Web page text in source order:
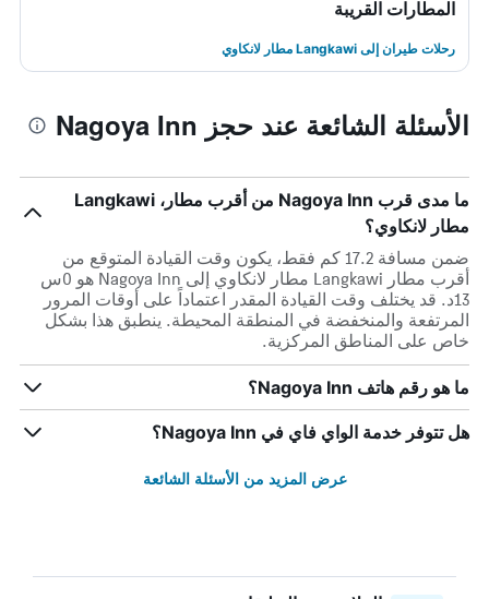
المطارات القريبة
رحلات طيران إلى Langkawi مطار لانكاوي
الأسئلة الشائعة عند حجز Nagoya Inn
ما مدى قرب Nagoya Inn من أقرب مطار، Langkawi
مطار لانكاوي؟
ضمن مسافة 17.2 كم فقط، يكون وقت القيادة المتوقع من
أقرب مطار Langkawi مطار لانكاوي إلى Nagoya Inn هو 0س
13د. قد يختلف وقت القيادة المقدر اعتماداً على أوقات المرور
المرتفعة والمنخفضة في المنطقة المحيطة. ينطبق هذا بشكل
خاص على المناطق المركزية.
ما هو رقم هاتف Nagoya Inn؟
هل تتوفر خدمة الواي فاي في Nagoya Inn؟
عرض المزيد من الأسئلة الشائعة